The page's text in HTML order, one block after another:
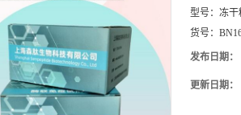
型号： 冻干
货号：
发布日期：
更新日期：